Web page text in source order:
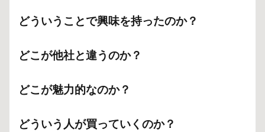
どういうことで興味を持ったのか？
どこが他社と違うのか？
どこが魅力的なのか？
どういう人が買っていくのか？